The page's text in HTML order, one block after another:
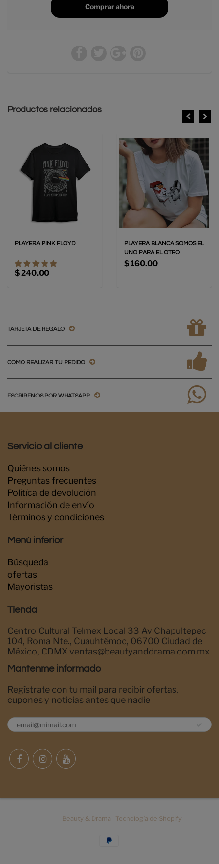
Comprar ahora
Productos relacionados
PLAYERA PINK FLOYD
$ 240.00
PLAYERA BLANCA SOMOS EL
UNO PARA EL OTRO
$ 160.00
TARJETA DE REGALO
COMO REALIZAR TU PEDIDO
ESCRIBENOS POR WHATSAPP
Servicio al cliente
Quiénes somos
Preguntas frecuentes
Politíca de devolución
Información de envío
Términos y condiciones
Menú inferior
Búsqueda
ofertas
Mayoristas
Tienda
Centro Cultural Telmex Local 33 Av Chapultepec
104, Roma Nte., Cuauhtémoc, 06700 Ciudad de
México, CDMX ventas@beautyanddrama.com.mx
Mantenme informado
Regístrate con tu mail para recibir ofertas,
cupones y noticias antes que nadie
Beauty & Drama Tecnología de Shopify